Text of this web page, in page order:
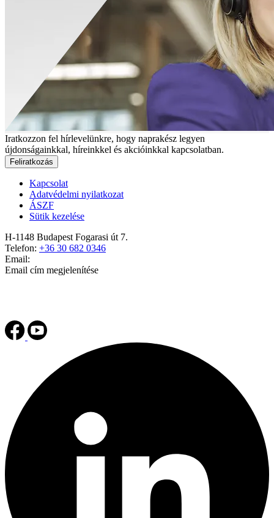
Iratkozzon fel hírlevelünkre, hogy naprakész legyen
újdonságainkkal, híreinkkel és akcióinkkal kapcsolatban.
Feliratkozás
Kapcsolat
Adatvédelmi nyilatkozat
ÁSZF
Sütik kezelése
H-1148 Budapest Fogarasi út 7.
Telefon: +36 30 682 0346
Email:
Email cím megjelenítése